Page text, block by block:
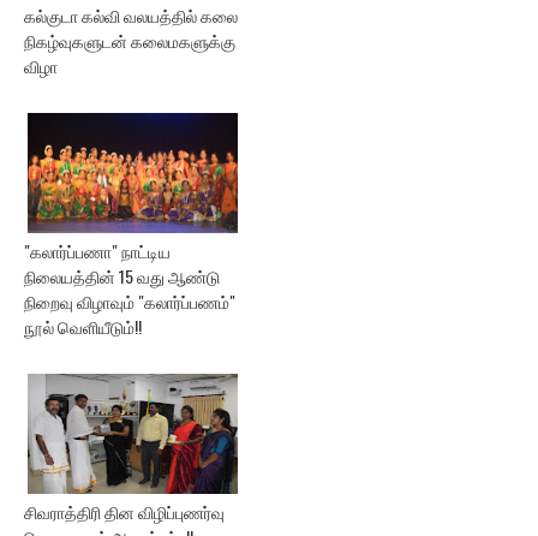
கல்குடா கல்வி வலயத்தில் கலை
நிகழ்வுகளுடன் கலைமகளுக்கு
விழா
"கலார்ப்பணா" நாட்டிய
நிலையத்தின் 15 வது ஆண்டு
நிறைவு விழாவும் "கலார்ப்பணம்"
நூல் வெளியீடும்!!
சிவராத்திரி தின விழிப்புணர்வு